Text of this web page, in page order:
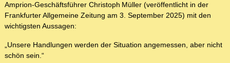
Amprion-Geschäftsführer Christoph Müller (veröffentlicht in der
Frankfurter Allgemeine Zeitung am 3. September 2025) mit den
wichtigsten Aussagen:
„Unsere Handlungen werden der Situation angemessen, aber nicht
schön sein.“